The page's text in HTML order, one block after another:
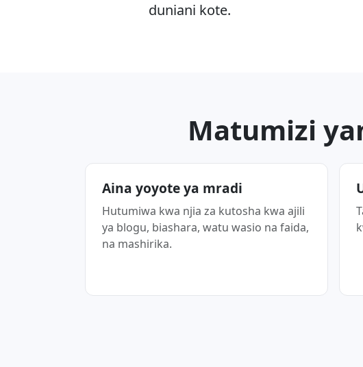
duniani kote.
Matumizi
Aina yoyote ya mradi
Hutumiwa kwa njia za kutosha kwa ajili
ya blogu, biashara, watu wasio na faida,
na mashirika.